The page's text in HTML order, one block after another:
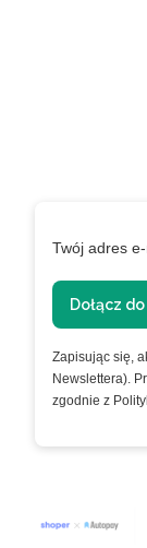
Twój adres
Dołącz
Zapisując się,
Newslettera).
zgodnie z